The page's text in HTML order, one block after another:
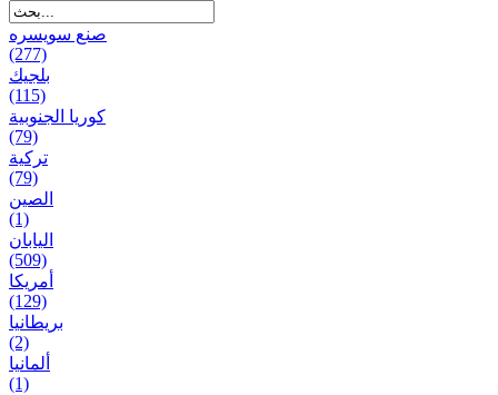
صنع سویسره
(277)
بلجيك
(115)
كوريا الجنوبية
(79)
تركية
(79)
الصين
(1)
اليابان
(509)
أمريكا
(129)
بریطانیا
(2)
ألمانيا
(1)